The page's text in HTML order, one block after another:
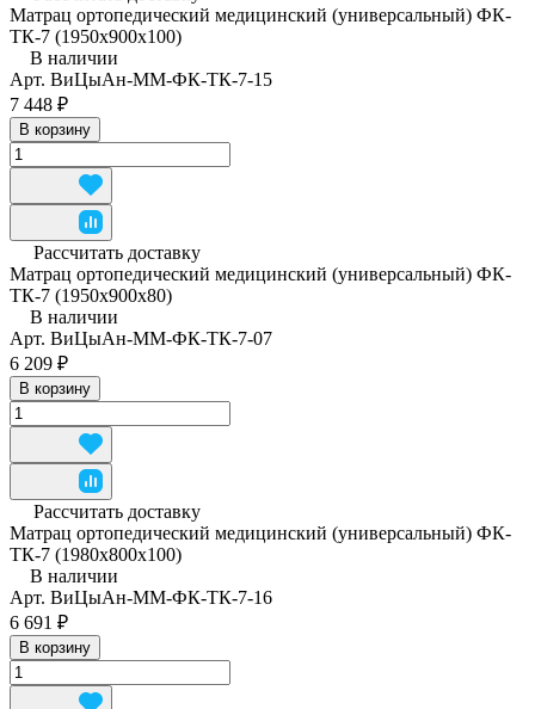
Матрац ортопедический медицинский (универсальный) ФК-
ТК-7 (1950x900x100)
В наличии
Арт. ВиЦыАн-ММ-ФК-ТК-7-15
7 448 ₽
В корзину
Рассчитать доставку
Матрац ортопедический медицинский (универсальный) ФК-
ТК-7 (1950x900x80)
В наличии
Арт. ВиЦыАн-ММ-ФК-ТК-7-07
6 209 ₽
В корзину
Рассчитать доставку
Матрац ортопедический медицинский (универсальный) ФК-
ТК-7 (1980x800x100)
В наличии
Арт. ВиЦыАн-ММ-ФК-ТК-7-16
6 691 ₽
В корзину